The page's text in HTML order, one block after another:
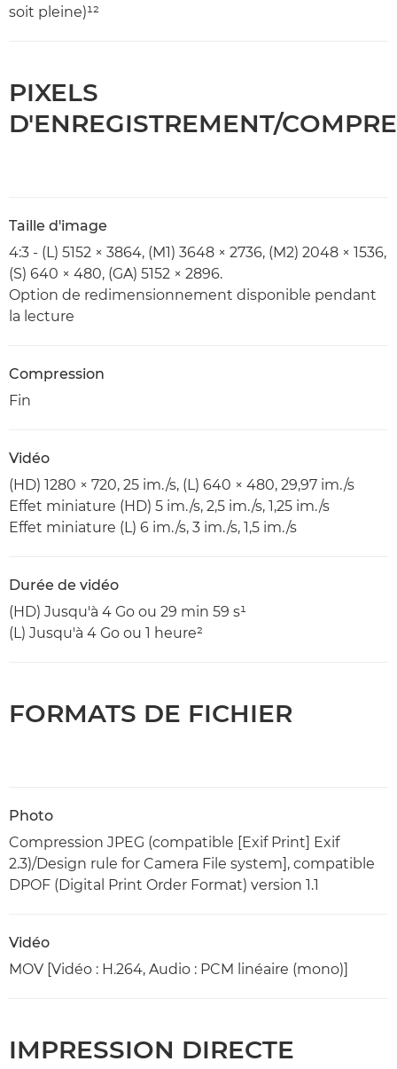
soit pleine)¹²
PIXELS
D'ENREGISTREMENT/
Taille d'image
4:3 - (L) 5152 × 3864, (M1) 3648 × 2736, (M2) 2048 × 1536,
(S) 640 × 480, (GA) 5152 × 2896.
Option de redimensionnement disponible pendant
la lecture
Compression
Fin
Vidéo
(HD) 1280 × 720, 25 im./s, (L) 640 × 480, 29,97 im./s
Effet miniature (HD) 5 im./s, 2,5 im./s, 1,25 im./s
Effet miniature (L) 6 im./s, 3 im./s, 1,5 im./s
Durée de vidéo
(HD) Jusqu'à 4 Go ou 29 min 59 s¹
(L) Jusqu'à 4 Go ou 1 heure²
FORMATS DE FICHIER
Photo
Compression JPEG (compatible [Exif Print] Exif
2.3)/Design rule for Camera File system], compatible
DPOF (Digital Print Order Format) version 1.1
Vidéo
MOV [Vidéo : H.264, Audio : PCM linéaire (mono)]
IMPRESSION DIRECTE